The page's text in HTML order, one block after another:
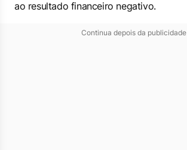
ao resultado financeiro negativo.
Continua depois da publicidade